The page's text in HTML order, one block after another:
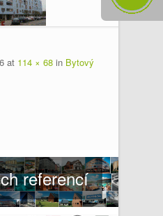
at 114 × 68 in Bytový
referencí